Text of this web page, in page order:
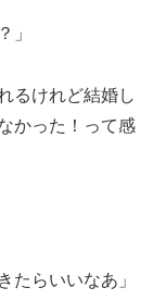
」
るけれど結婚し
かった！って感
たらいいなあ」